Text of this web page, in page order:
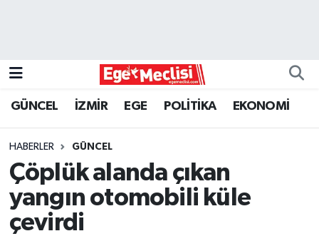
GÜNCEL İZMİR EGE POLİTİKA EKONOMİ
HABERLER GÜNCEL
Çöplük alanda çıkan
yangın otomobili küle
çevirdi
GÜNCEL
İZMİR
ÖZEL HABER